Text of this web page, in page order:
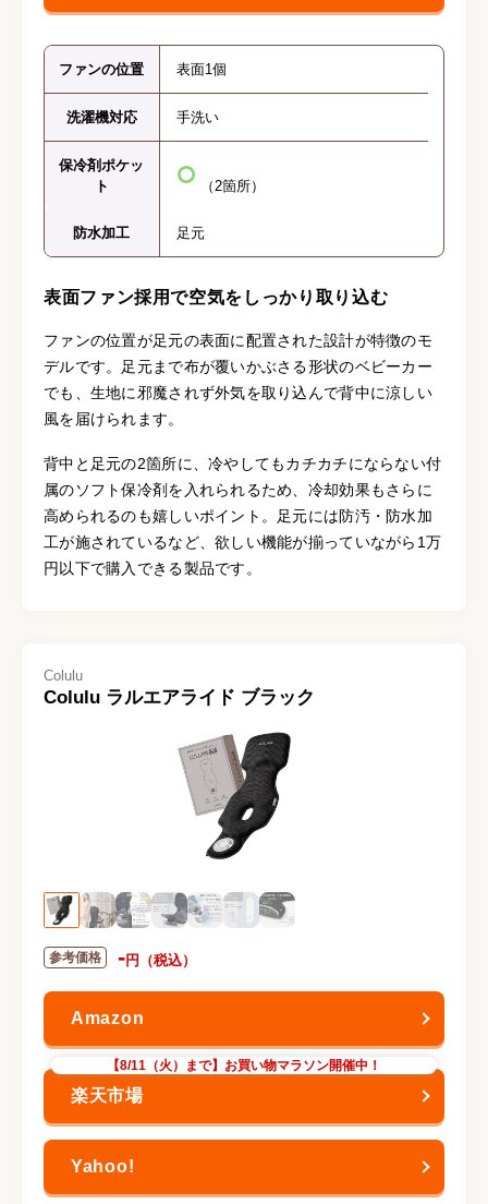
ファンの位置 表面1個
洗濯機対応 手洗い
保冷剤ポケッ
ト
（2箇所）
防水加工 足元
表面ファン採用で空気をしっかり取り込む
ファンの位置が足元の表面に配置された設計が特徴のモ
デルです。足元まで布が覆いかぶさる形状のベビーカー
でも、生地に邪魔されず外気を取り込んで背中に涼しい
風を届けられます。
背中と足元の2箇所に、冷やしてもカチカチにならない付
属のソフト保冷剤を入れられるため、冷却効果もさらに
高められるのも嬉しいポイント。足元には防汚・防水加
工が施されているなど、欲しい機能が揃っていながら1万
円以下で購入できる製品です。
Colulu
Colulu ラルエアライド ブラック
-
【8/11（火）まで】お買い物マラソン開催中！